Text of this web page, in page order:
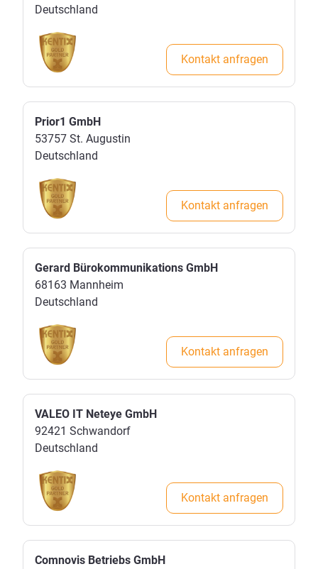
Deutschland
Kontakt anfragen
Prior1 GmbH
53757 St. Augustin
Deutschland
Kontakt anfragen
Gerard Bürokommunikations GmbH
68163 Mannheim
Deutschland
Kontakt anfragen
VALEO IT Neteye GmbH
92421 Schwandorf
Deutschland
Kontakt anfragen
Comnovis Betriebs GmbH